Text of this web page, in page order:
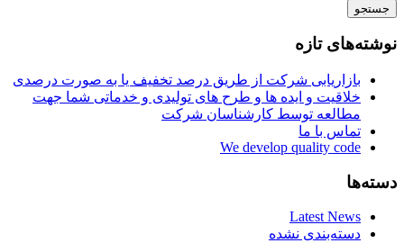
جستجو
نوشته‌های تازه
بازاریابی شرکت از طریق درصد تخفیف یا به صورت درصدی
خلاقیت و ایده ها و طرح های تولیدی و خدماتی شما جهت
مطالعه توسط کارشناسان شرکت
تماس با ما
We develop quality code
دسته‌ها
Latest News
دسته‌بندی نشده